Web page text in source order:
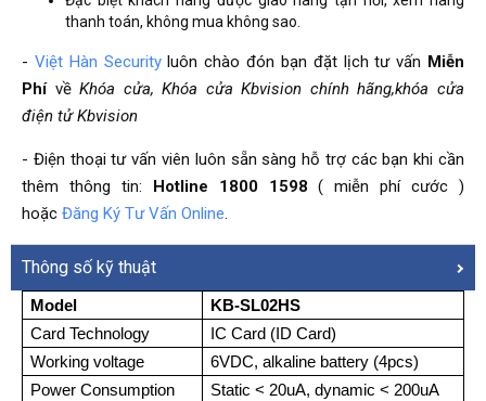
thanh toán, không mua không sao.
- Việt Hàn Securityluôn chào đón bạn đặt lịch tư vấn Miễn
PhívềKhóa cửa, Khóa cửa Kbvision chính hãng,khóa cửa
điện tử Kbvision
- Điện thoại tư vấn viên luôn sẵn sàng hỗ trợ các bạn khi cần
thêm thông tin:
Hotline 1800 1598 ( miễn phí cước )
hoặc Đăng Ký Tư Vấn Online.
Thông số kỹ thuật
Model
KB-SL02HS
Card Technology
IC Card (ID Card)
Working voltage
6VDC, alkaline battery (4pcs)
Power Consumption
Static < 20uA, dynamic < 200uA